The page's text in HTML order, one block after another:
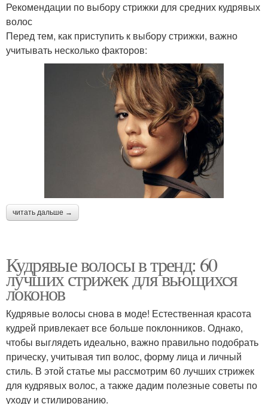
Рекомендации по выбору стрижки для средних кудрявых
волос
Перед тем, как приступить к выбору стрижки, важно
учитывать несколько факторов:
читать дальше →
Кудрявые волосы в тренд: 60
лучших стрижек для вьющихся
локонов
Кудрявые волосы снова в моде! Естественная красота
кудрей привлекает все больше поклонников. Однако,
чтобы выглядеть идеально, важно правильно подобрать
прическу, учитывая тип волос, форму лица и личный
стиль. В этой статье мы рассмотрим 60 лучших стрижек
для кудрявых волос, а также дадим полезные советы по
уходу и стилированию.